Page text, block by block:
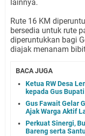
lainnya.
Rute 16 KM
bersedia untuk rute
diperuntukkan bagi
diajak menanam
BACA JUGA
Ketua RW Desa
kepada Gus Bupati
Gus Fawait Gelar
Ajak Warga Aktif
Perkuat Sinergi,
Bareng serta